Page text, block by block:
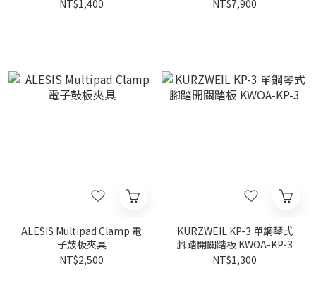
NT$1,400
NT$7,900
ALESIS Multipad Clamp 電
子鼓板夾具
NT$2,500
KURZWEIL KP-3 單鋼琴式
腳踏開關踏板 KWOA-KP-3
NT$1,300